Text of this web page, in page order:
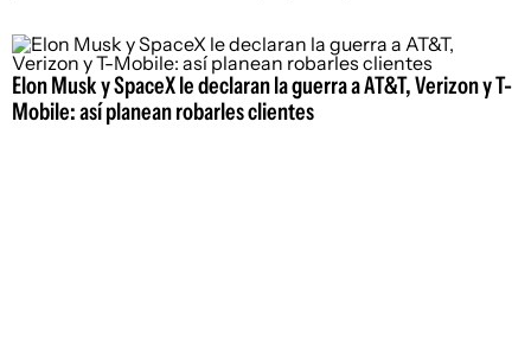
Elon Musk y SpaceX le declaran la guerra a AT&T, Verizon y T-
Mobile: así planean robarles clientes